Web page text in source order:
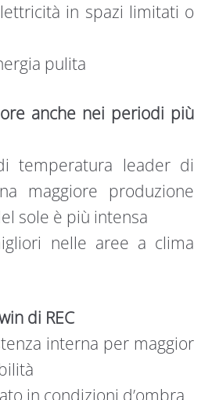
in spazi limitati o
pulita
anche nei periodi più
temperatura leader di
maggiore produzione
sole è più intensa
nelle aree a clima
di REC
interna per maggior
in condizioni d’ombra